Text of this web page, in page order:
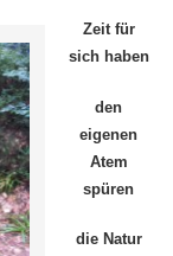
Zeit für
sich haben
den
eigenen
Atem
spüren
die Natur